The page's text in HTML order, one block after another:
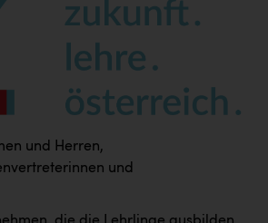
und Herren,
und